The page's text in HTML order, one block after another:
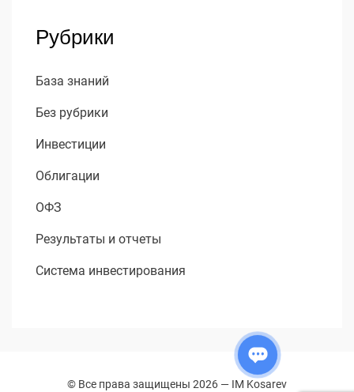
Рубрики
База знаний
Без рубрики
Инвестиции
Облигации
ОФЗ
Результаты и отчеты
Система инвестирования
© Все права защищены 2026 — IM Kosarev